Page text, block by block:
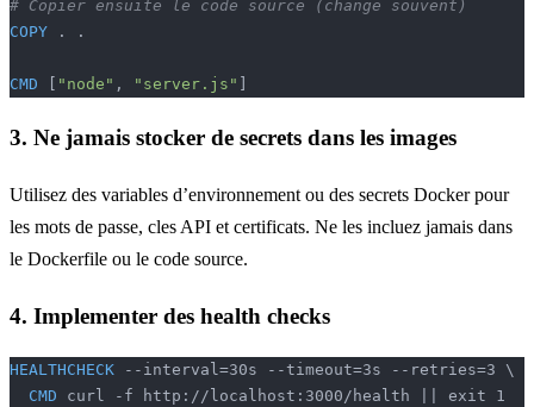
# Copier ensuite le code source (change souvent)
COPY . .
CMD [ "node" , "server.js" ]
3. Ne jamais stocker de secrets dans les images
Utilisez des variables d’environnement ou des secrets Docker pour
les mots de passe, cles API et certificats. Ne les incluez jamais dans
le Dockerfile ou le code source.
4. Implementer des health checks
HEALTHCHECK --interval=30s --timeout=3s --retries=3 \
  CMD
curl -f http://localhost:3000/health || exit 1